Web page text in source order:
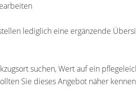
lediglich eine ergänzende
suchen, Wert auf ein
Sie dieses Angebot näher